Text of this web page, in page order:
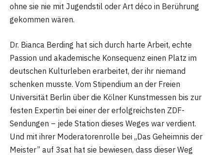
ohne sie nie mit Jugendstil oder Art déco in Berührung
gekommen wären.
Dr. Bianca Berding hat sich durch harte Arbeit, echte
Passion und akademische Konsequenz einen Platz im
deutschen Kulturleben erarbeitet, der ihr niemand
schenken musste. Vom Stipendium an der Freien
Universität Berlin über die Kölner Kunstmessen bis zur
festen Expertin bei einer der erfolgreichsten ZDF-
Sendungen – jede Station dieses Weges war verdient.
Und mit ihrer Moderatorenrolle bei „Das Geheimnis der
Meister” auf 3sat hat sie bewiesen, dass dieser Weg